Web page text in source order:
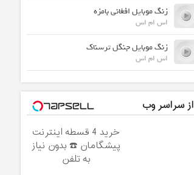
زنگ موبایل افغانی بامزه
اس ام اس
زنگ موبایل جنگل ترسناک
اس ام اس
از سراسر وب
خرید 4 قسطه اینترنت
پیشگامان ☎️ بدون نیاز
به تلفن